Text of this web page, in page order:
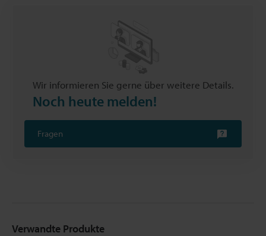
Wir informieren Sie gerne über weitere Details.
Noch heute melden!
Fragen
Verwandte Produkte